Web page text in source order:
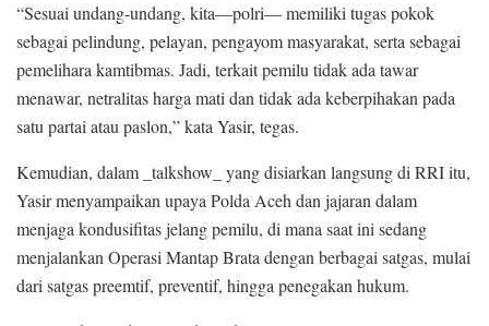
“Sesuai undang-undang, kita—polri— memiliki tugas pokok
sebagai pelindung, pelayan, pengayom masyarakat, serta sebagai
pemelihara kamtibmas. Jadi, terkait pemilu tidak ada tawar
menawar, netralitas harga mati dan tidak ada keberpihakan pada
satu partai atau paslon,” kata Yasir, tegas.
Kemudian, dalam _talkshow_ yang disiarkan langsung di RRI itu,
Yasir menyampaikan upaya Polda Aceh dan jajaran dalam
menjaga kondusifitas jelang pemilu, di mana saat ini sedang
menjalankan Operasi Mantap Brata dengan berbagai satgas, mulai
dari satgas preemtif, preventif, hingga penegakan hukum.